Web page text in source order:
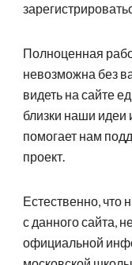
Полноценная
невозможна без
видеть на сайте
близки наши идеи
помогает нам
проект.
Естественно,
с данного сайта,
официальной